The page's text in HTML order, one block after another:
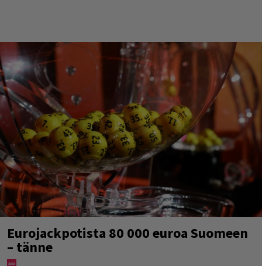
Eurojackpotista 80 000 euroa Suomeen
– tänne